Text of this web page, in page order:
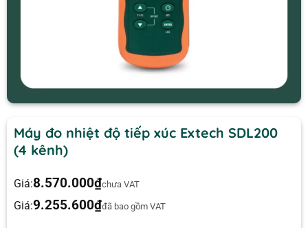
Máy đo nhiệt độ tiếp xúc Extech SDL200
(4 kênh)
Giá:8.570.000₫chưa VAT
Giá:9.255.600₫đã bao gồm VAT